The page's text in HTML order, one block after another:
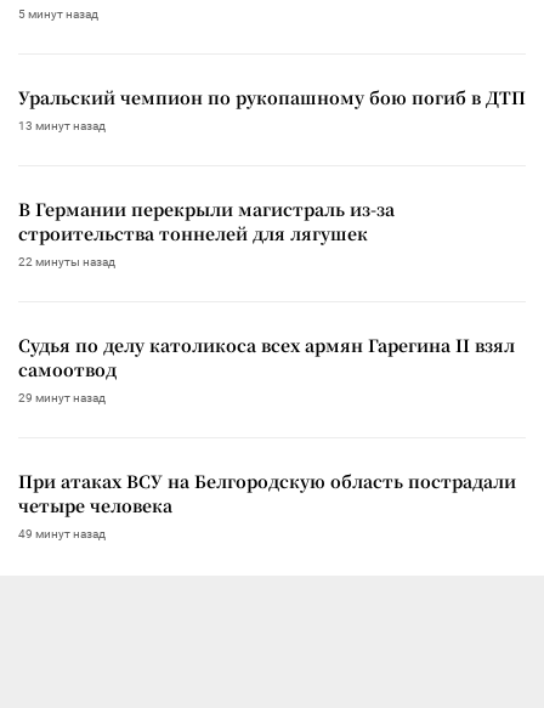
5 минут назад
Уральский чемпион по рукопашному бою погиб в ДТП
13 минут назад
В Германии перекрыли магистраль из-за
строительства тоннелей для лягушек
22 минуты назад
Судья по делу католикоса всех армян Гарегина II взял
самоотвод
29 минут назад
При атаках ВСУ на Белгородскую область пострадали
четыре человека
49 минут назад